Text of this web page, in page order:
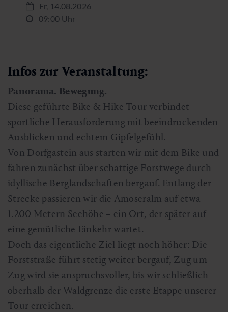
Fr, 14.08.2026
09:00 Uhr
Infos zur Veranstaltung:
Panorama. Bewegung.
Diese geführte Bike & Hike Tour verbindet
sportliche Herausforderung mit beeindruckenden
Ausblicken und echtem Gipfelgefühl.
Von Dorfgastein aus starten wir mit dem Bike und
fahren zunächst über schattige Forstwege durch
idyllische Berglandschaften bergauf. Entlang der
Strecke passieren wir die Amoseralm auf etwa
1.200 Metern Seehöhe – ein Ort, der später auf
eine gemütliche Einkehr wartet.
Doch das eigentliche Ziel liegt noch höher: Die
Forststraße führt stetig weiter bergauf, Zug um
Zug wird sie anspruchsvoller, bis wir schließlich
oberhalb der Waldgrenze die erste Etappe unserer
Tour erreichen.